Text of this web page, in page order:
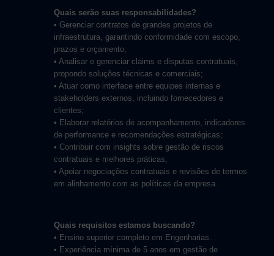
Quais serão suas responsabilidades?
• Gerenciar contratos de grandes projetos de
infraestrutura, garantindo conformidade com escopo,
prazos e orçamento;
• Analisar e gerenciar claims e disputas contratuais,
propondo soluções técnicas e comerciais;
• Atuar como interface entre equipes internas e
stakeholders externos, incluindo fornecedores e
clientes;
• Elaborar relatórios de acompanhamento, indicadores
de performance e recomendações estratégicas;
• Contribuir com insights sobre gestão de riscos
contratuais e melhores práticas;
• Apoiar negociações contratuais e revisões de termos
em alinhamento com as políticas da empresa.
Quais requisitos estamos buscando?
• Ensino superior completo em Engenharias.
• Experiência mínima de 5 anos em gestão de